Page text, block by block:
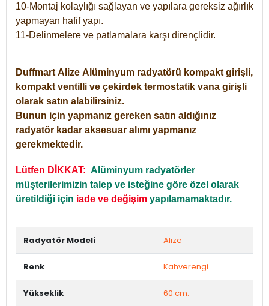
10-Montaj kolaylığı sağlayan ve yapılara gereksiz ağırlık
yapmayan hafif yapı.
11-Delinmelere ve patlamalara karşı dirençlidir.
Duffmart Alize Alüminyum radyatörü kompakt girişli,
kompakt ventilli ve çekirdek termostatik vana girişli
olarak satın alabilirsiniz.
Bunun için yapmanız gereken satın aldığınız
radyatör kadar aksesuar alımı yapmanız
gerekmektedir.
Lütfen DİKKAT: Alüminyum radyatörler
müşterilerimizin talep ve isteğine göre özel olarak
üretildiği için iade ve değişim yapılamamaktadır.
Radyatör Modeli Alize
Renk Kahverengi
Yükseklik 60 cm.